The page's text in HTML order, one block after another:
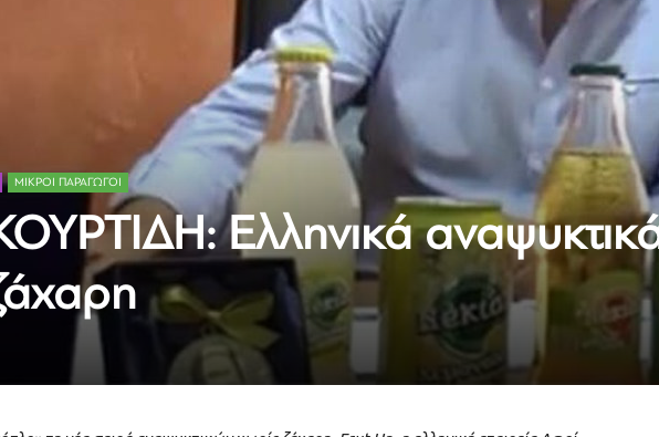
ΜΙΚΡΟΊ ΠΑΡΑΓΩΓΟΊ
Ελληνικά